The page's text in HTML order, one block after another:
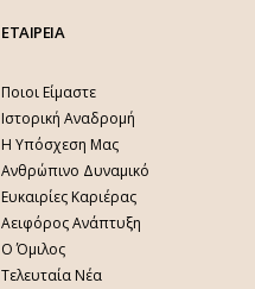
ΕΤΑΙΡΕΙΑ
Ποιοι Είμαστε
Ιστορική Αναδρομή
Η Υπόσχεση Μας
Ανθρώπινο Δυναμικό
Ευκαιρίες Καριέρας
Αειφόρος Ανάπτυξη
Ο Όμιλος
Τελευταία Νέα